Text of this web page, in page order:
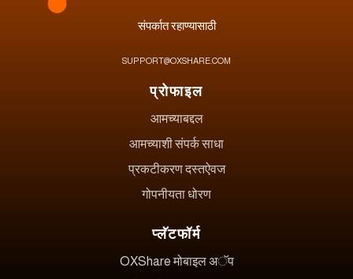
संपर्कात रहाण्यासाठी
SUPPORT@OXSHARE.COM
प्रोफाइल
आमच्याबद्दल
आमच्याशी संपर्क साधा
प्रकटीकरण दस्तऐवज
गोपनीयता धोरण
प्लॅटफॉर्म
OXShare मोबाइल अॅप